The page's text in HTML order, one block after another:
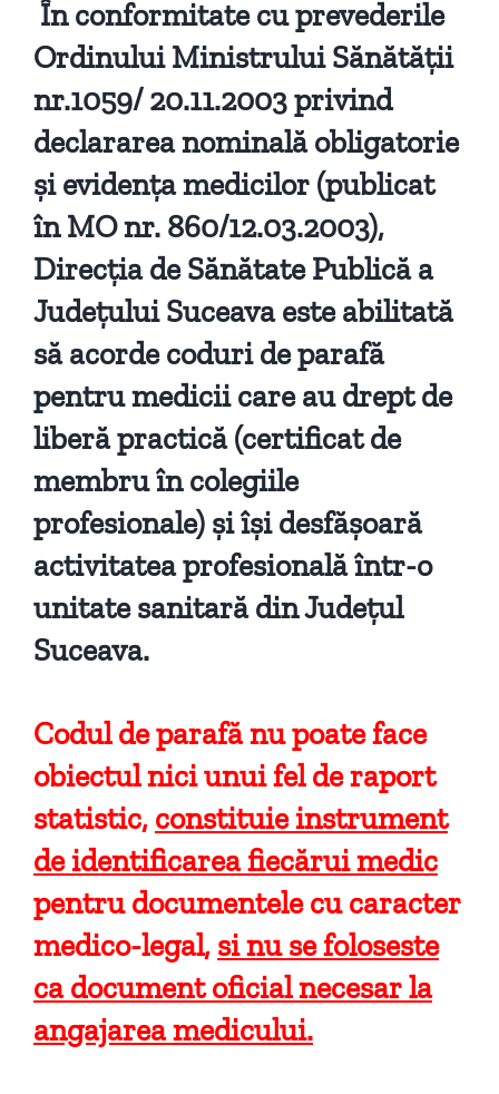
În conformitate cu prevederile
Ordinului Ministrului Sănătăţii
nr.1059/ 20.11.2003 privind
declararea nominală obligatorie
şi evidenţa medicilor (publicat
în MO nr. 860/12.03.2003),
Direcţia de Sănătate Publică a
Judeţului Suceava este abilitată
să acorde coduri de parafă
pentru medicii care au drept de
liberă practică (certificat de
membru în colegiile
profesionale) şi îşi desfăşoară
activitatea profesională într-o
unitate sanitară din Judeţul
Suceava.
Codul de parafă nu poate face
obiectul nici unui fel de raport
statistic, constituie instrument
de identificarea fiecărui medic
pentru documentele cu caracter
medico-legal, si nu se foloseste
ca document oficial necesar la
angajarea medicului.